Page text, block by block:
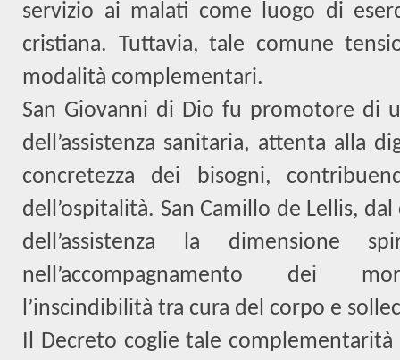
servizio ai malati come luogo di
cristiana. Tuttavia, tale comune
modalità complementari.
San Giovanni di Dio fu promotore di
dell’assistenza sanitaria, attenta alla
concretezza dei bisogni,
dell’ospitalità. San Camillo de Lellis,
dell’assistenza la dimensione
nell’accompagnamento dei
l’inscindibilità tra cura del corpo e
Il Decreto coglie tale complementarità